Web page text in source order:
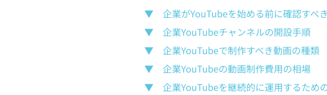
▼　企業がYouTubeを始める前に確認すべ
▼　企業YouTubeチャンネルの開設手順
▼　企業YouTubeで制作すべき動画の種類
▼　企業YouTubeの動画制作費用の相場
▼　企業YouTubeを継続的に運用するため